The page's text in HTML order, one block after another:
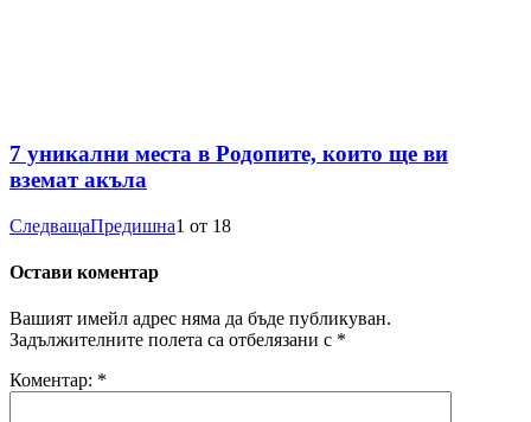
7 уникални места в Родопите, които ще ви
вземат акъла
СледващаПредишна1 от 18
Остави коментар
Вашият имейл адрес няма да бъде публикуван.
Задължителните полета са отбелязани с *
Коментар: *